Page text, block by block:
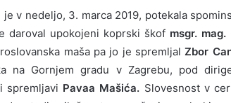
je v nedeljo, 3. marca 2019, potekala
daroval upokojeni koprski škof msgr.
maša pa jo je spremljalZbor
na Gornjem gradu v Zagrebu, pod
spremljavi Pavaa Mašića. Slovesnost v